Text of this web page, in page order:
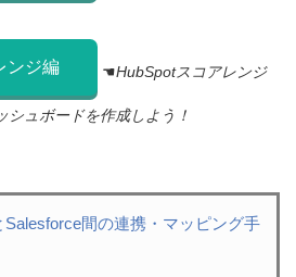
ンジ編 ☚HubSpotスコアレンジ
シュボードを作成しよう！
Salesforce間の連携・マッピング手